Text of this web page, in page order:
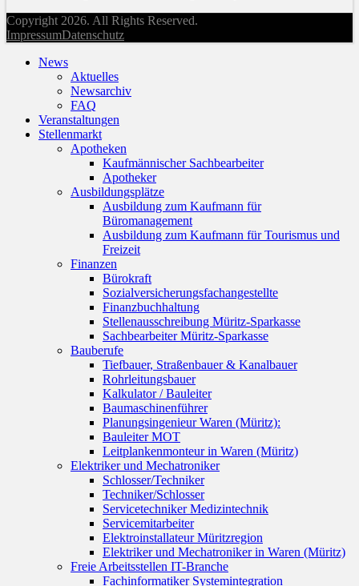
Copyright 2026. All Rights Reserved.
ImpressumDatenschutz
News
Aktuelles
Newsarchiv
FAQ
Veranstaltungen
Stellenmarkt
Apotheken
Kaufmännischer Sachbearbeiter
Apotheker
Ausbildungsplätze
Ausbildung zum Kaufmann für
Büromanagement
Ausbildung zum Kaufmann für Tourismus und
Freizeit
Finanzen
Bürokraft
Sozialversicherungsfachangestellte
Finanzbuchhaltung
Stellenausschreibung Müritz-Sparkasse
Sachbearbeiter Müritz-Sparkasse
Bauberufe
Tiefbauer, Straßenbauer & Kanalbauer
Rohrleitungsbauer
Kalkulator / Bauleiter
Baumaschinenführer
Planungsingenieur Waren (Müritz):
Bauleiter MOT
Leitplankenmonteur in Waren (Müritz)
Elektriker und Mechatroniker
Schlosser/Techniker
Techniker/Schlosser
Servicetechniker Medizintechnik
Servicemitarbeiter
Elektroinstallateur Müritzregion
Elektriker und Mechatroniker in Waren (Müritz)
Freie Arbeitsstellen IT-Branche
Fachinformatiker Systemintegration